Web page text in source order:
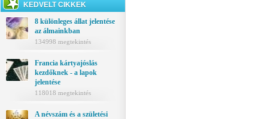
KEDVELT CIKKEK
8 különleges állat jelentése
az álmainkban
134998 megtekintés
Francia kártyajóslás
kezdőknek - a lapok
jelentése
118018 megtekintés
A névszám és a születési